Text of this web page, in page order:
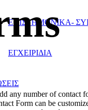
ΕΠΙΣΤΗΜΟΝΙΚΑ-
ΕΓΧΕΙΡΙΔΙΑ
any number of contact
Form can be